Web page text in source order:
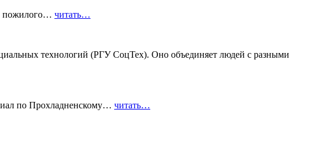
пожилого… читать…
технологий (РГУ СоцТех). Оно объединяет людей с разными
по Прохладненскому… читать…